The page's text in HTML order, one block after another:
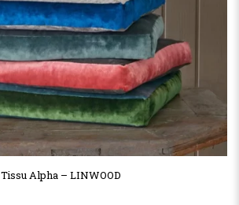
Tissu Alpha – LINWOOD